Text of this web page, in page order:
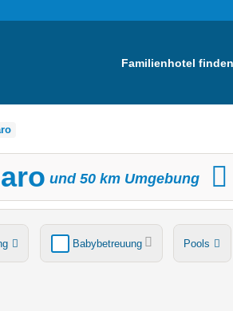
Familienhotel finden
und 50 km Umgebung
Babybetreuung Pools